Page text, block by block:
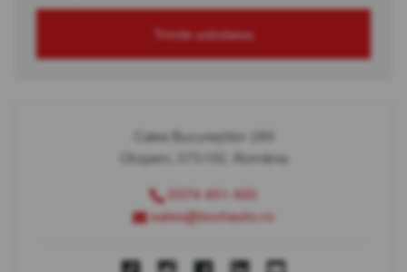
Trimite solicitarea
Calea Bucureștilor 289
Otopeni, 075100, România
0374 451 400
sales@bcchauto.ro